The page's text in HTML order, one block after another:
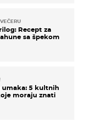
Recept za
sa špekom
umaka: 5 kultnih
moraju znati